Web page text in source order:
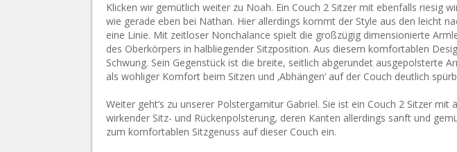
Klicken wir gemütlich weiter zu Noah. Ein Couch 2 Sitzer mit ebenfalls riesig
wie gerade eben bei Nathan. Hier allerdings kommt der Style aus den leicht
eine Linie. Mit zeitloser Nonchalance spielt die großzügig dimensionierte
des Oberkörpers in halbliegender Sitzposition. Aus diesem komfortablen
Schwung. Sein Gegenstück ist die breite, seitlich abgerundet ausgepolsterte
als wohliger Komfort beim Sitzen und ‚Abhängen‘ auf der Couch deutlich
Weiter geht’s zu unserer Polstergarnitur Gabriel. Sie ist ein Couch 2 Sitzer
wirkender Sitz- und Rückenpolsterung, deren Kanten allerdings sanft und
zum komfortablen Sitzgenuss auf dieser Couch ein.